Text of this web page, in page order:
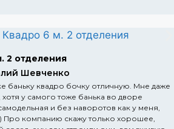
2 отделения
Шевченко
баньку квадро бочку отличную. Мне даже
у самого тоже банька во дворе
и без наворотов как у меня,
Про компанию скажу только хорошее,